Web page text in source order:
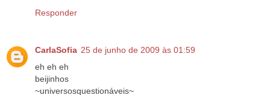
Responder
CarlaSofia 25 de junho de 2009 às 01:59
eh eh eh
beijinhos
~universosquestionáveis~